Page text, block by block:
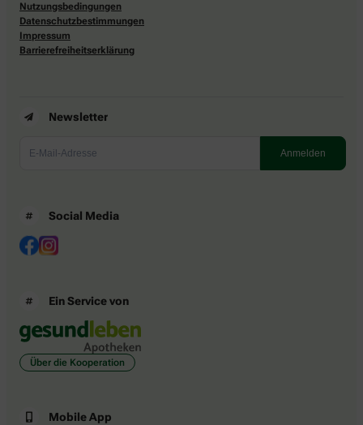
Nutzungsbedingungen
Datenschutzbestimmungen
Impressum
Barrierefreiheitserklärung
Newsletter
Social Media
Ein Service von
Über die Kooperation
Mobile App